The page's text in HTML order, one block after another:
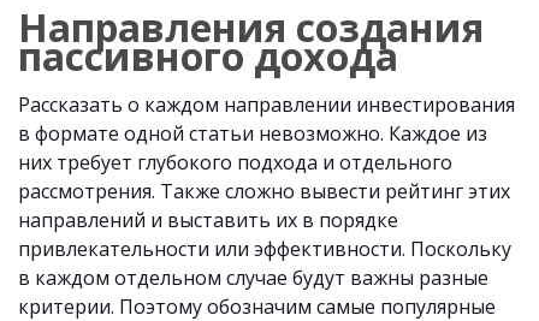
Направления создания
пассивного дохода
Рассказать о каждом направлении инвестирования
в формате одной статьи невозможно. Каждое из
них требует глубокого подхода и отдельного
рассмотрения. Также сложно вывести рейтинг этих
направлений и выставить их в порядке
привлекательности или эффективности. Поскольку
в каждом отдельном случае будут важны разные
критерии. Поэтому обозначим самые популярные